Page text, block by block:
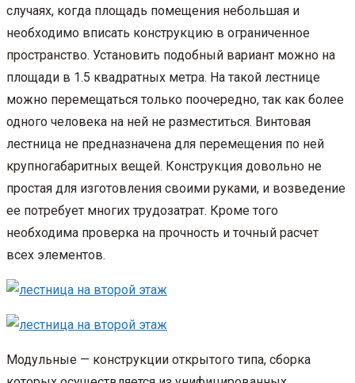
случаях, когда площадь помещения небольшая и
необходимо вписать конструкцию в ограниченное
пространство. Установить подобный вариант можно на
площади в 1.5 квадратных метра. На такой лестнице
можно перемещаться только поочередно, так как более
одного человека на ней не разместиться. Винтовая
лестница не предназначена для перемещения по ней
крупногабаритных вещей. Конструкция довольно не
простая для изготовления своими руками, и возведение
ее потребует многих трудозатрат. Кроме того
необходима проверка на прочность и точный расчет
всех элементов.
Модульные — конструкции открытого типа, сборка